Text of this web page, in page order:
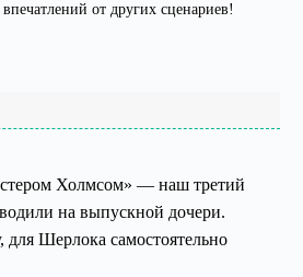
от других сценариев!
Холмсом» — наш третий
на выпускной дочери.
для Шерлока самостоятельно